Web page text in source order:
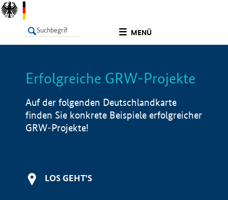
MENÜ
LISTE Info
Erfolgreiche GRW-Projekte
Auf der folgenden Deutschlandkarte
finden Sie konkrete Beispiele erfolgreicher
GRW-Projekte!
LOS GEHT'S